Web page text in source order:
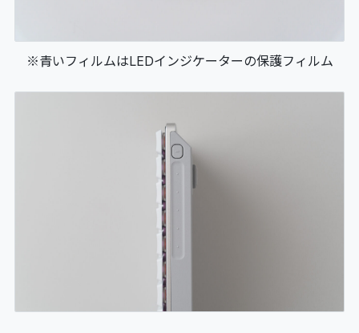
※青いフィルムはLEDインジケーターの保護フィルム